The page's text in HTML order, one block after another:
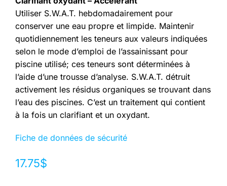
Utiliser S.W.A.T. hebdomadairement pour
conserver une eau propre et limpide. Maintenir
quotidiennement les teneurs aux valeurs indiquées
selon le mode d’emploi de l’assainissant pour
piscine utilisé; ces teneurs sont déterminées à
l’aide d’une trousse d’analyse. S.W.A.T. détruit
activement les résidus organiques se trouvant dans
l’eau des piscines. C’est un traitement qui contient
à la fois un clarifiant et un oxydant.
Fiche de données de sécurité
17.75$